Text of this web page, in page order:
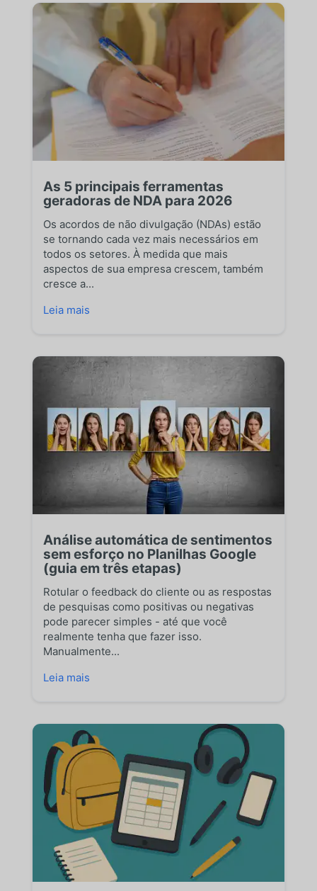
As 5 principais ferramentas
geradoras de NDA para 2026
Os acordos de não divulgação (NDAs) estão
se tornando cada vez mais necessários em
todos os setores. À medida que mais
aspectos de sua empresa crescem, também
cresce a...
Leia mais
Análise automática de sentimentos
sem esforço no Planilhas Google
(guia em três etapas)
Rotular o feedback do cliente ou as respostas
de pesquisas como positivas ou negativas
pode parecer simples - até que você
realmente tenha que fazer isso.
Manualmente...
Leia mais